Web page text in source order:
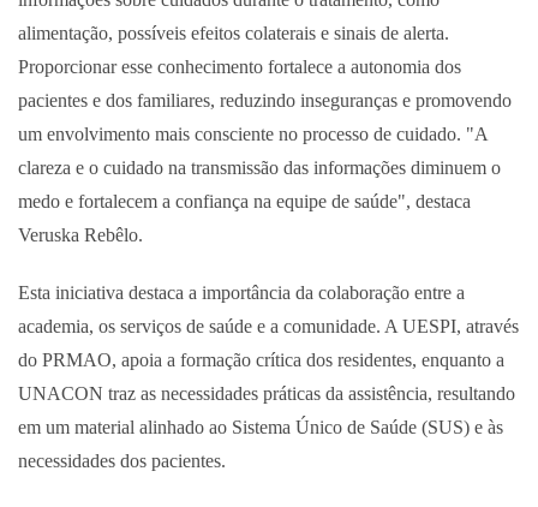
alimentação, possíveis efeitos colaterais e sinais de alerta.
Proporcionar esse conhecimento fortalece a autonomia dos
pacientes e dos familiares, reduzindo inseguranças e promovendo
um envolvimento mais consciente no processo de cuidado. "A
clareza e o cuidado na transmissão das informações diminuem o
medo e fortalecem a confiança na equipe de saúde", destaca
Veruska Rebêlo.
Esta iniciativa destaca a importância da colaboração entre a
academia, os serviços de saúde e a comunidade. A UESPI, através
do PRMAO, apoia a formação crítica dos residentes, enquanto a
UNACON traz as necessidades práticas da assistência, resultando
em um material alinhado ao Sistema Único de Saúde (SUS) e às
necessidades dos pacientes.